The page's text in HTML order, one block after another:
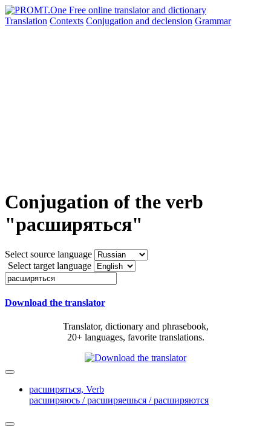
Translation Contexts Conjugation and declension Grammar
Conjugation of the verb
"расширяться"
Select source language
Select target language
Download the translator
Translator, dictionary and phrasebook,
20+ languages, favorite translations.
расширяться, Verb
расширяюсь / расширяешься / расширяются